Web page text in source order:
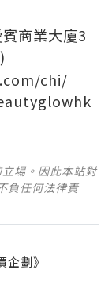
商業大廈3
)
chi/
場。因此本站對
負任何法律責
劃》